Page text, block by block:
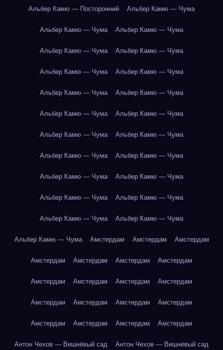
Альбер Камю — Посторонний Альбер Камю — Чума
Альбер Камю — Чума Альбер Камю — Чума
Альбер Камю — Чума Альбер Камю — Чума
Альбер Камю — Чума Альбер Камю — Чума
Альбер Камю — Чума Альбер Камю — Чума
Альбер Камю — Чума Альбер Камю — Чума
Альбер Камю — Чума Альбер Камю — Чума
Альбер Камю — Чума Альбер Камю — Чума
Альбер Камю — Чума Альбер Камю — Чума
Альбер Камю — Чума Альбер Камю — Чума
Альбер Камю — Чума Альбер Камю — Чума
Альбер Камю — Чума Амстердам Амстердам Амстердам
Амстердам Амстердам Амстердам Амстердам
Амстердам Амстердам Амстердам Амстердам
Амстердам Амстердам Амстердам Амстердам
Амстердам Амстердам Амстердам Амстердам
Антон Чехов — Вишнёвый сад Антон Чехов — Вишнёвый сад